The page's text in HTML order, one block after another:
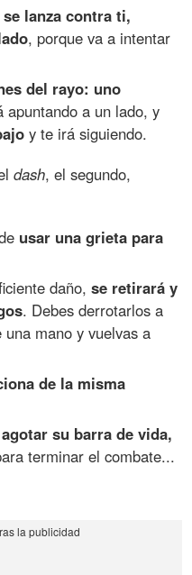
se lanza contra ti,
, porque va a intentar
del rayo: uno
apuntando a un lado, y
y te irá siguiendo.
dash, el segundo,
usar una grieta para
daño,se retirará y
. Debes derrotarlos a
mano y vuelvas a
de la misma
agotar su barra de vida,
terminar el combate...